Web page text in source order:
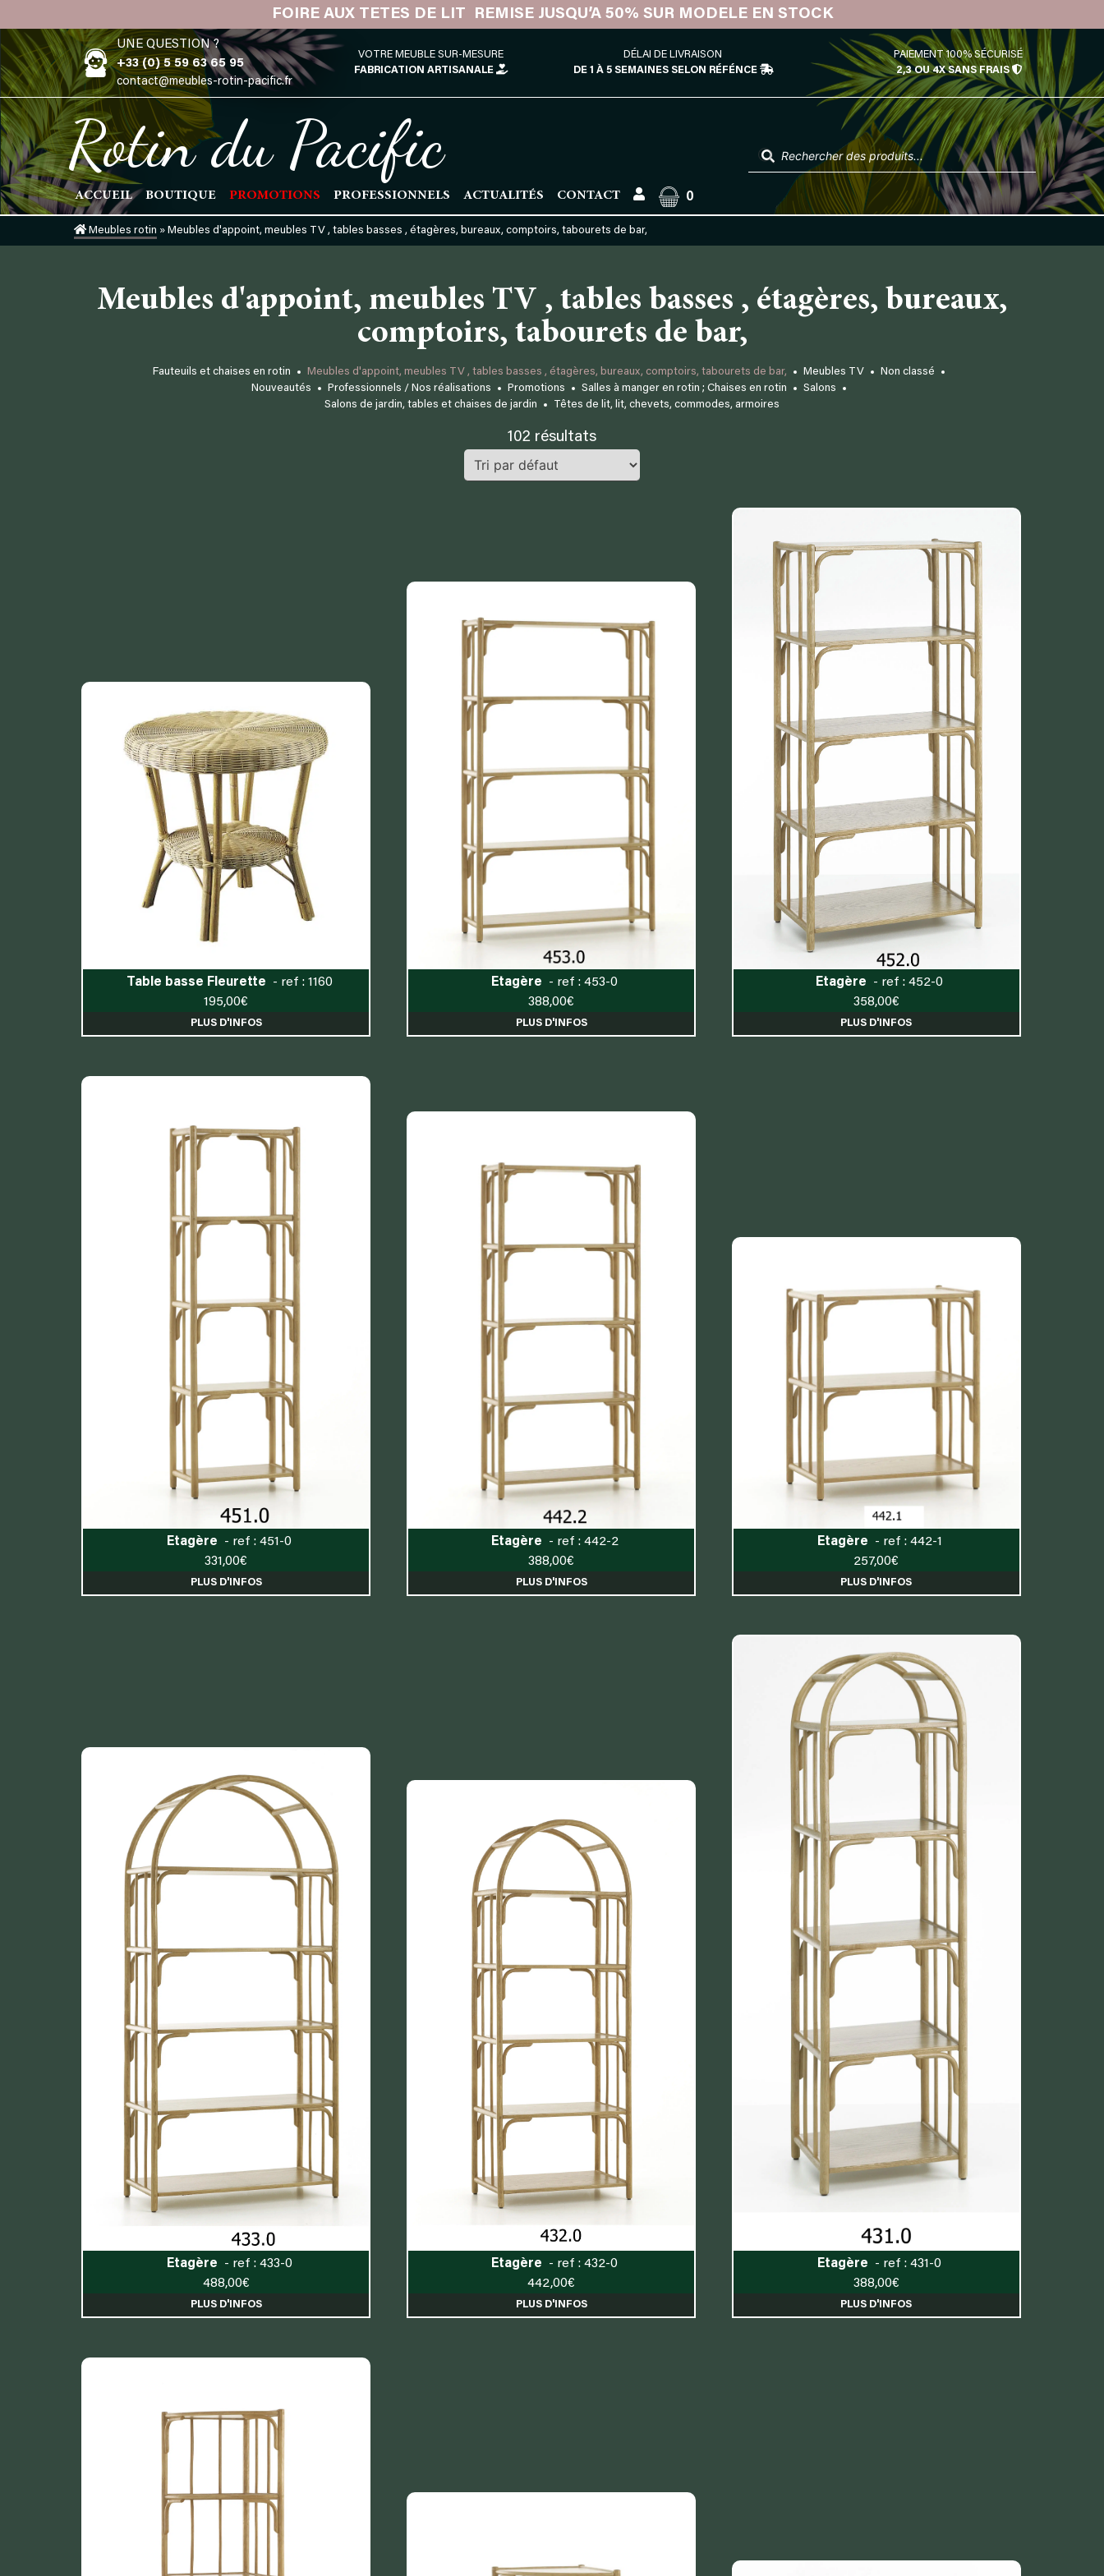
to
content
FOIRE AUX TETES DE LIT REMISE JUSQU’A 50% SUR MODELE EN STOCK
UNE QUESTION ?
+33 (0) 5 59 63 65 95
contact@meubles-rotin-pacific.fr
VOTRE MEUBLE SUR-MESURE
FABRICATION ARTISANALE
DÉLAI DE LIVRAISON
DE 1 À 5 SEMAINES SELON RÉFÉNCE
PAIEMENT 100% SÉCURISÉ
2,3 OU 4X SANS FRAIS
Rotin du Pacific
ACCUEIL BOUTIQUE PROMOTIONS PROFESSIONNELS ACTUALITÉS CONTACT 0
Recherche
de
produits
Meubles rotin »Meubles d'appoint, meubles TV , tables basses , étagères, bureaux, comptoirs, tabourets de bar,
Meubles d'appoint, meubles TV , tables basses , étagères, bureaux,
comptoirs, tabourets de bar,
Fauteuils et chaises en rotin Meubles d'appoint, meubles TV , tables basses , étagères, bureaux, comptoirs, tabourets de bar, Meubles TV
Non classé
Nouveautés
Professionnels / Nos réalisations Promotions Salles à manger en rotin ; Chaises en rotin
Salons
Salons de jardin, tables et chaises de jardin
Têtes de lit, lit, chevets, commodes, armoires
102 résultats
Table basse Fleurette
- ref : 1160
195,00€
Etagère
- ref : 453-0
388,00€
Etagère
- ref : 452-0
358,00€
Etagère
- ref : 451-0
331,00€
Etagère
- ref : 442-2
388,00€
Etagère
- ref : 442-1
257,00€
Etagère
- ref : 433-0
488,00€
Etagère
- ref : 432-0
442,00€
Etagère
- ref : 431-0
388,00€